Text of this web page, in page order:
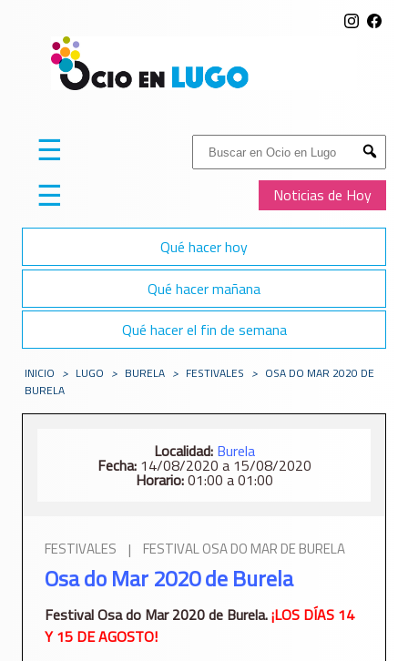
Buscar:
Submit
Noticias de Hoy
☰
☰
Qué hacer hoy
Qué hacer mañana
Qué hacer el fin de semana
INICIO > LUGO > BURELA > FESTIVALES > OSA DO MAR 2020 DE
BURELA
Localidad: Burela
Fecha:14/08/2020 a 15/08/2020
Horario:01:00 a 01:00
FESTIVALES | FESTIVAL OSA DO MAR DE BURELA
Osa do Mar 2020 de Burela
Festival Osa do Mar 2020 de Burela.¡LOS DÍAS 14
Y 15 DE AGOSTO!